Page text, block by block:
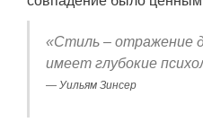
«Стиль – отражение
имеет глубокие
Уильям Зинсер